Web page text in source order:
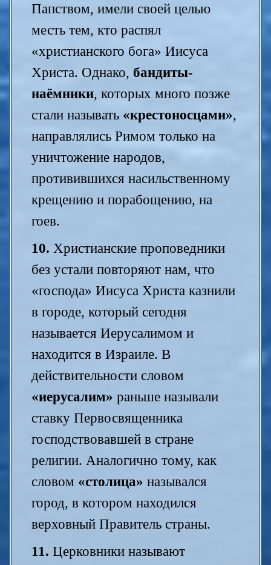
Папством, имели своей целью
месть тем, кто распял
«христианского бога» Иисуса
Христа. Однако, бандиты-
наёмники, которых много позже
стали называть «крестоносцами»,
направлялись Римом только на
уничтожение народов,
противившихся насильственному
крещению и порабощению, на
гоев.
10. Христианские проповедники
без устали повторяют нам, что
«господа» Иисуса Христа казнили
в городе, который сегодня
называется Иерусалимом и
находится в Израиле. В
действительности словом
«иерусалим» раньше называли
ставку Первосвященника
господствовавшей в стране
религии. Аналогично тому, как
словом «столица» назывался
город, в котором находился
верховный Правитель страны.
11. Церковники называют